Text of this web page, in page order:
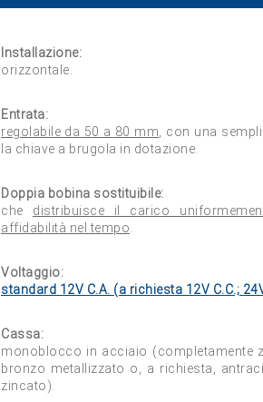
Installazione:
orizzontale.
Entrata:
regolabile da 50 a 80 mm , con una
la chiave a brugola in dotazione.
Doppia bobina sostituibile:
che distribuisce il carico
affidabilità nel tempo
Voltaggio:
standard 12V C.A. (a richiesta 12V C.C.;
Cassa:
monoblocco in acciaio (completamente
bronzo metallizzato o, a richiesta,
zincato).